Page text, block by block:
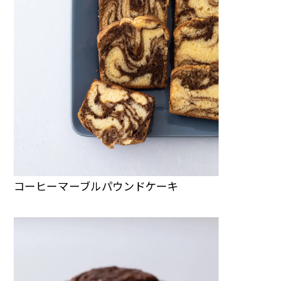
コーヒーマーブルパウンドケーキ